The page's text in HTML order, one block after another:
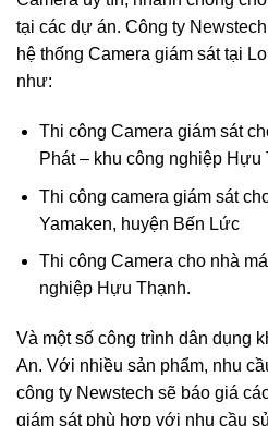
tại các dự án. Công ty
hệ thống Camera giám sát tại
như:
Thi công Camera giám sát
Phát – khu công nghiệp Hựu
Thi công camera giám sát
Yamaken, huyện Bến Lức
Thi công Camera cho nhà
nghiệp Hựu Thạnh.
Và một số công trình dân dụng
An. Với nhiều sản phẩm, nhu
công ty Newstech sẽ báo giá
giám sát phù hợp với nhu cầu